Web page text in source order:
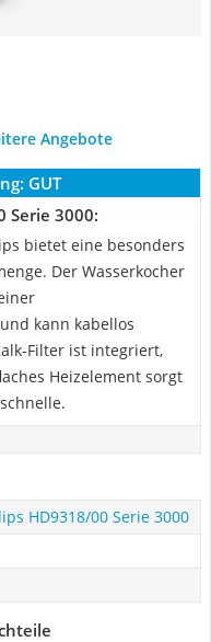
Angebote
GUT
Serie 3000:
bietet eine besonders
Der Wasserkocher
kann kabellos
Filter ist integriert,
Heizelement sorgt
HD9318/00 Serie 3000